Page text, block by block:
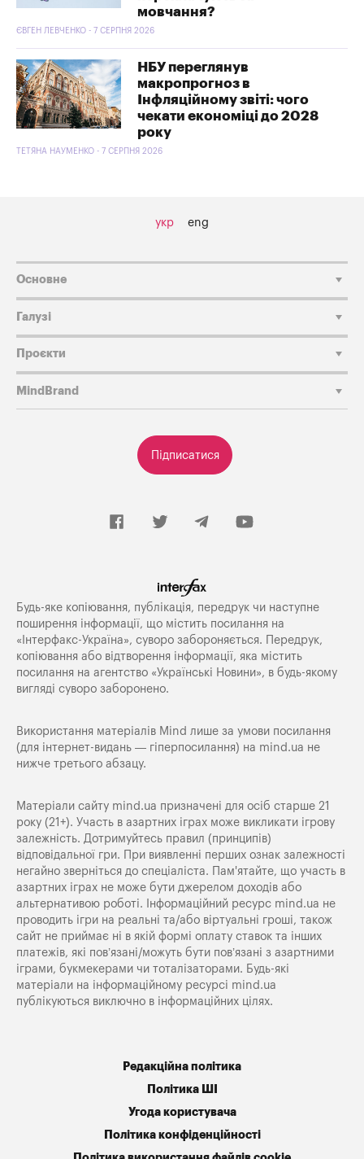
мовчання?
ЄВГЕН ЛЕВЧЕНКО - 7 СЕРПНЯ 2026
НБУ переглянув
макропрогноз в
Інфляційному звіті: чого
чекати економіці до 2028
року
ТЕТЯНА НАУМЕНКО - 7 СЕРПНЯ 2026
укр eng
Підписатися
Основне
Галузі
Проєкти
MindBrand
Будь-яке копiювання, публiкацiя, передрук чи наступне
поширення iнформацiї, що мiстить посилання на
«Iнтерфакс-Україна», суворо забороняється. Передрук,
копіювання або відтворення інформації, яка містить
посилання на агентство «Українські Новини», в будь-якому
вигляді суворо заборонено.
Використання матеріалів Mind лише за умови посилання
(для інтернет-видань — гіперпосилання) на mind.ua не
нижче третього абзацу.
Матеріали сайту mind.ua призначені для осіб старше 21
року (21+). Участь в азартних іграх може викликати ігрову
залежність. Дотримуйтесь правил (принципів)
відповідальної гри. При виявленні перших ознак залежності
негайно зверніться до спеціаліста. Пам'ятайте, що участь в
азартних іграх не може бути джерелом доходів або
альтернативою роботі. Інформаційний ресурс mind.ua не
проводить ігри на реальні та/або віртуальні гроші, також
сайт не приймає ні в якій формі оплату ставок та інших
платежів, які пов’язані/можуть бути пов’язані з азартними
іграми, букмекерами чи тоталізаторами. Будь-які
матеріали на інформаційному ресурсі mind.ua
публікуються виключно в інформаційних цілях.
Редакційна політика
Політика ШІ
Угода користувача
Політика конфіденційності